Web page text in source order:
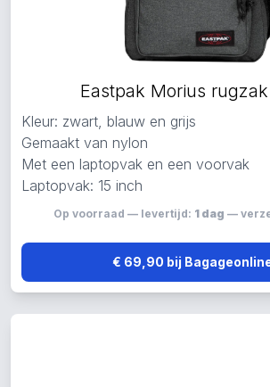
Eastpak Morius
Kleur: zwart, blauw en grijs
Gemaakt van nylon
Met een laptopvak en een voorvak
Laptopvak: 15 inch
Op voorraad — levertijd: 1 dag —
€ 69,90 bij